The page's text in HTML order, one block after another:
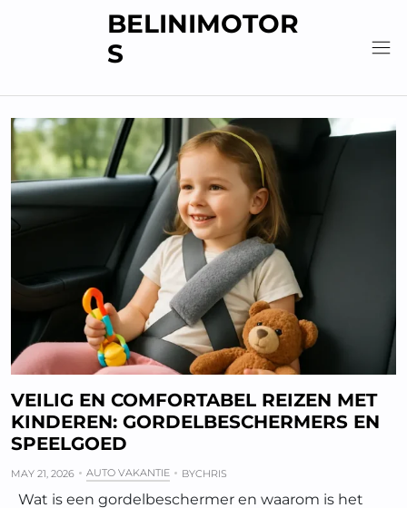
BELINIMOTOR
S
VEILIG EN COMFORTABEL REIZEN MET
KINDEREN: GORDELBESCHERMERS EN
SPEELGOED
MAY 21, 2026 AUTO VAKANTIE BYCHRIS
Wat is een gordelbeschermer en waarom is het